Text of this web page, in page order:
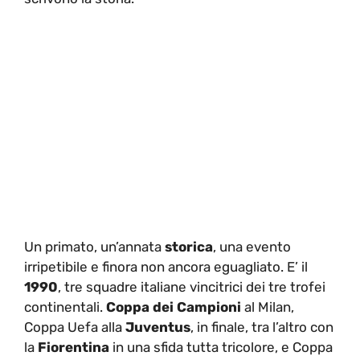
Un primato, un’annata storica, una evento
irripetibile e finora non ancora eguagliato. E’ il
1990, tre squadre italiane vincitrici dei tre trofei
continentali. Coppa dei Campioni al Milan,
Coppa Uefa alla Juventus, in finale, tra l’altro con
la Fiorentina in una sfida tutta tricolore, e Coppa